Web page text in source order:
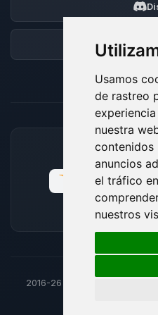
Usamos
de rastreo
nuestra
contenidos
anuncios
el tráfico
nuestros
MÉTODOS DE
2016-26